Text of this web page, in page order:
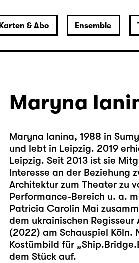
Karten & Abo Ensemble
Maryna
Maryna Ianina, 1988 in
und lebt in Leipzig. 2019
Leipzig. Seit 2013 ist sie
Interesse an der Beziehung
Architektur zum Theater zu
Performance-Bereich u. a.
Patricia Carolin Mai
dem ukrainischen Regisseur
(2022) am Schauspiel Köln.
Kostümbild für
dem Stück auf.